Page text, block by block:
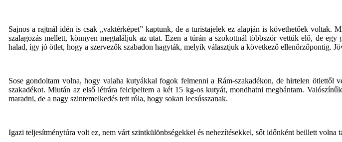
Sajnos a rajtnál idén is csak „vaktérképet” kaptunk, de a turistajelek ez alapján is követhetőek
szalagozás mellett, könnyen megtaláljuk az utat. Ezen a túrán a szokottnál többször vettük elő, de
halad, így jó ötlet, hogy a szervezők szabadon hagyták, melyik választjuk a következő ellenőrzőpontig.
Sose gondoltam volna, hogy valaha kutyákkal fogok felmenni a Rám-szakadékon, de hirtelen
szakadékot. Miután az első létrára felcipeltem a két 15 kg-os kutyát, mondhatni megbántam.
maradni, de a nagy szintemelkedés tett róla, hogy sokan lecsússzanak.
Igazi teljesítménytúra volt ez, nem várt szintkülönbségekkel és nehezítésekkel, sőt időnként beillett volna